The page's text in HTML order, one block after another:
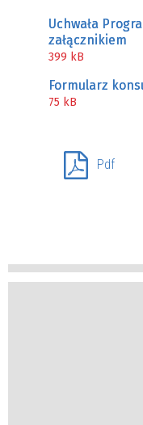
Uchwała
załącznikiem
399 kB
Formularz
75 kB
Pdf